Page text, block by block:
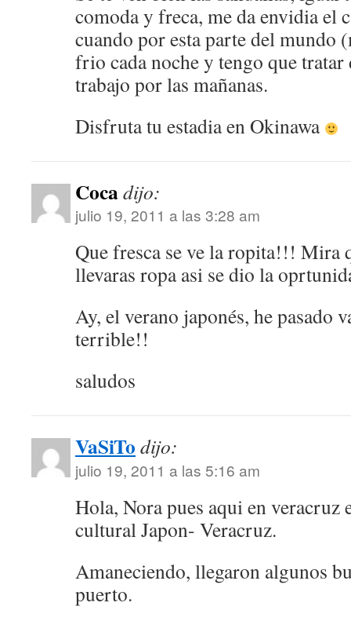
comoda y freca, me da envidia el
cuando por esta parte del mundo
frio cada noche y tengo que tratar
trabajo por las mañanas.
Disfruta tu estadia en Okinawa
Cocadijo:
julio 19, 2011 a las 3:28 am
Que fresca se ve la ropita!!! Mira
llevaras ropa asi se dio la
Ay, el verano japonés, he pasado
terrible!!
saludos
VaSiTo dijo:
julio 19, 2011 a las 5:16 am
Hola, Nora pues aqui en veracruz
cultural Japon- Veracruz.
Amaneciendo, llegaron algunos
puerto.